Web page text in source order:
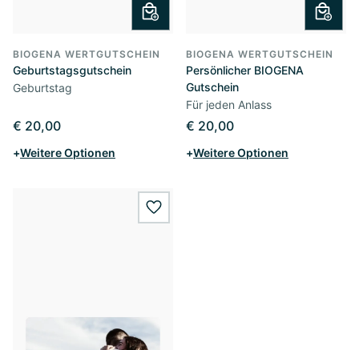
BIOGENA WERTGUTSCHEIN
Geburtstagsgutschein
Geburtstag
€ 20,00
+Weitere Optionen
BIOGENA WERTGUTSCHEIN
Persönlicher BIOGENA
Gutschein
Für jeden Anlass
€ 20,00
+Weitere Optionen
wishlist.add